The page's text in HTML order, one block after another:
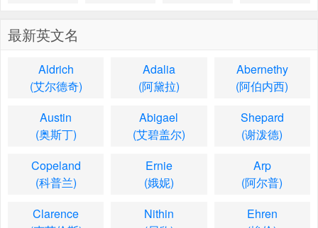
最新英文名
Aldrich
(艾尔德奇)
Adalia
(阿黛拉)
Abernethy
(阿伯内西)
Austin
(奥斯丁)
Abigael
(艾碧盖尔)
Shepard
(谢泼德)
Copeland
(科普兰)
Ernie
(娥妮)
Arp
(阿尔普)
Clarence
Nithin
Ehren